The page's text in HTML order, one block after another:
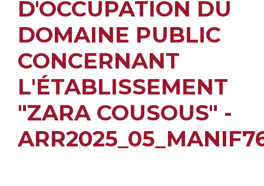
D'OCCUPATION DU
DOMAINE PUBLIC
CONCERNANT
L'ÉTABLISSEMENT
"ZARA COUSOUS" -